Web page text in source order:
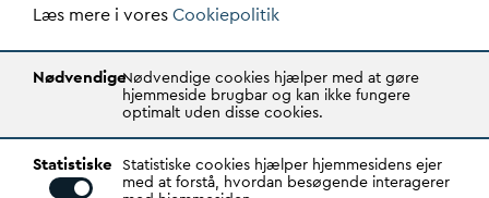
CVR: 29031215
Transparency Register: REG 0105047100027-26
A er den samlende kraft ivandsektoren.
Gennem stærke alliancer og klare budskaber taler
D ANVA
andets sag, som vigtig ressource for den
Læs mere i voresCookiepolitik
NødvendigeNødvendige cookies hjælper med at gøre
hjemmeside brugbar og kan ikke fungere
optimalt uden disse cookies.
Statistiske Statistiske cookies hjælper hjemmesidens ejer
med at forstå, hvordan besøgende interagerer